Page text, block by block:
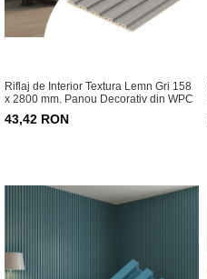
Riflaj de Interior Textura Lemn Gri 158
x 2800 mm. Panou Decorativ din WPC
43,42 RON